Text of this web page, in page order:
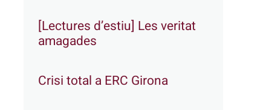
[Lectures d’estiu] Les veritat
amagades
Crisi total a ERC Girona